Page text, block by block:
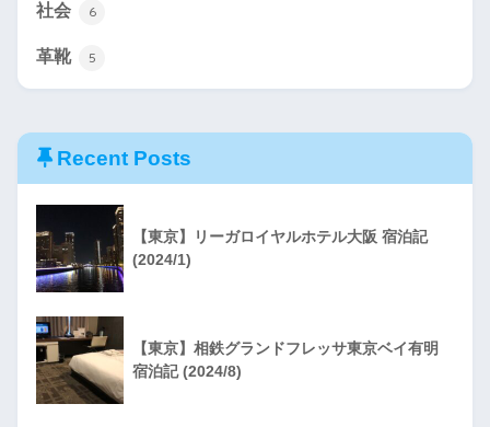
社会 6
革靴 5
Recent Posts
【東京】リーガロイヤルホテル大阪 宿泊記
(2024/1)
【東京】相鉄グランドフレッサ東京ベイ有明
宿泊記 (2024/8)